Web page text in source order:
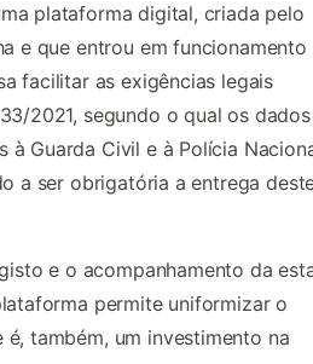
plataforma digital, criada pelo
e que entrou em funcionamento
facilitar as exigências legais
2021, segundo o qual os
à Guarda Civil e à Polícia
a ser obrigatória a entrega
e o acompanhamento da
permite uniformizar o
também, um investimento na